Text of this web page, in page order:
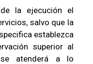
la ejecución el
salvo que la
establezca
superior al
atenderá a lo